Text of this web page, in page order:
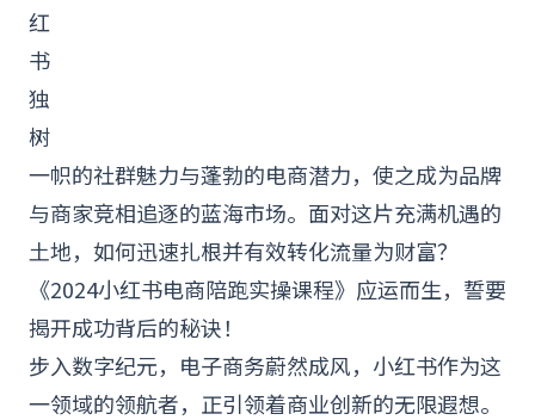
红
书
独
树
一帜的社群魅力与蓬勃的电商潜力，使之成为品牌
与商家竞相追逐的蓝海市场。面对这片充满机遇的
土地，如何迅速扎根并有效转化流量为财富？
《2024小红书电商陪跑实操课程》应运而生，誓要
揭开成功背后的秘诀！
步入数字纪元，电子商务蔚然成风，小红书作为这
一领域的领航者，正引领着商业创新的无限遐想。